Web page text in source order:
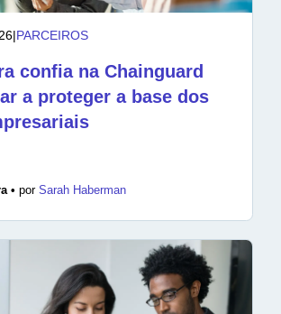
|PARCEIROS
confia na Chainguard
a proteger a base dos
• por Sarah Haberman